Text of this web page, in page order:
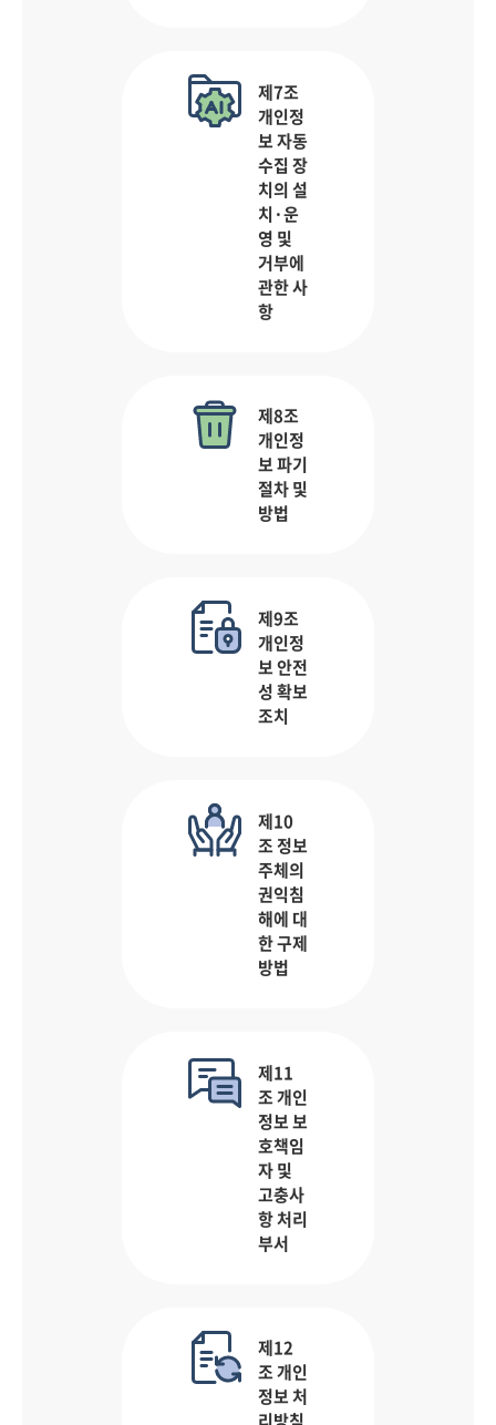
제7조
개인정
보 자동
수집 장
치의 설
치·운
영 및
거부에
관한 사
항
제8조
개인정
보 파기
절차 및
방법
제9조
개인정
보 안전
성 확보
조치
제10
조 정보
주체의
권익침
해에 대
한 구제
방법
제11
조 개인
정보 보
호책임
자 및
고충사
항 처리
부서
제12
조 개인
정보 처